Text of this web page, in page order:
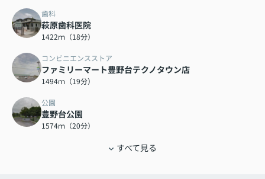
歯科
萩原歯科医院
1422ｍ（18分）
コンビニエンスストア
ファミリーマート豊野台テクノタウン店
1494ｍ（19分）
公園
豊野台公園
1574ｍ（20分）
すべて見る